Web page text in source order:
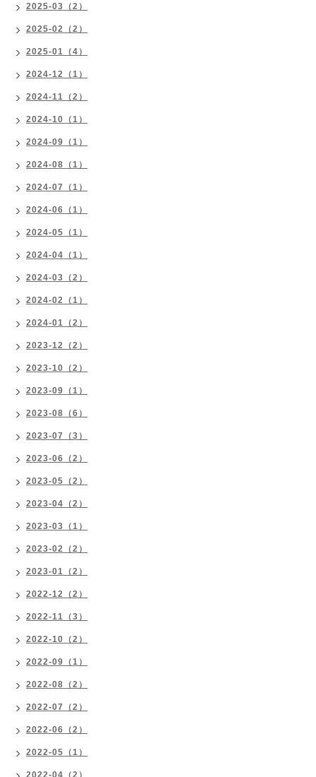
2025-03（2）
2025-02（2）
2025-01（4）
2024-12（1）
2024-11（2）
2024-10（1）
2024-09（1）
2024-08（1）
2024-07（1）
2024-06（1）
2024-05（1）
2024-04（1）
2024-03（2）
2024-02（1）
2024-01（2）
2023-12（2）
2023-10（2）
2023-09（1）
2023-08（6）
2023-07（3）
2023-06（2）
2023-05（2）
2023-04（2）
2023-03（1）
2023-02（2）
2023-01（2）
2022-12（2）
2022-11（3）
2022-10（2）
2022-09（1）
2022-08（2）
2022-07（2）
2022-06（2）
2022-05（1）
2022-04（2）